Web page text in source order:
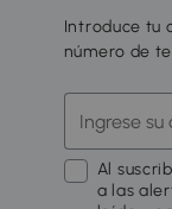
Introduce tu
número de
Al
a las